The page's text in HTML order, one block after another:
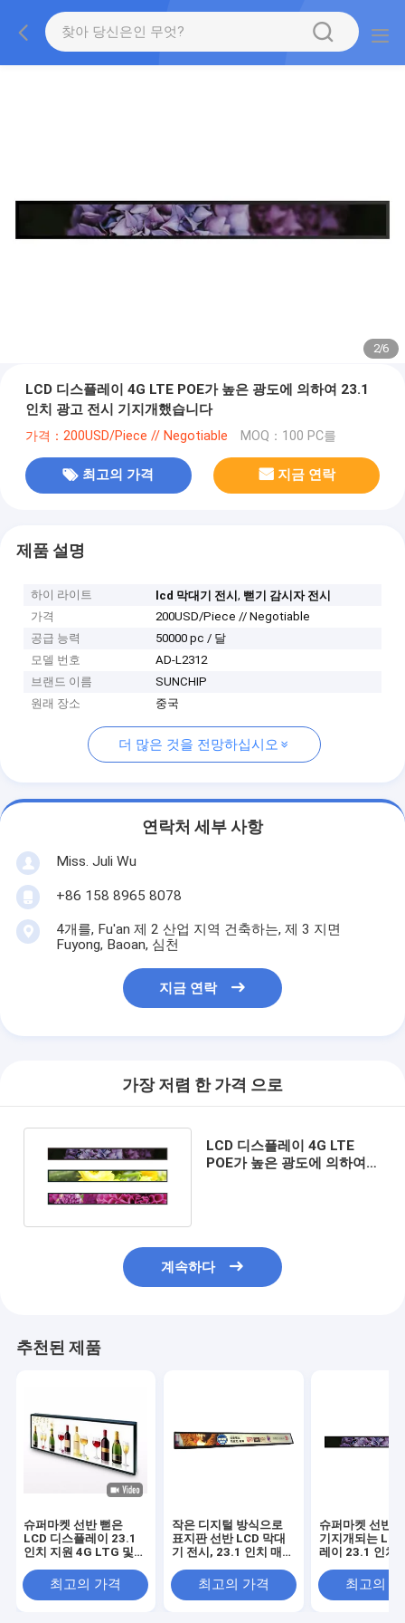
2/6
LCD 디스플레이 4G LTE POE가 높은 광도에 의하여 23.1
인치 광고 전시 기지개했습니다
가격：200USD/Piece // Negotiable MOQ：100 PC를
최고의 가격 지금 연락
제품 설명
하이 라이트 lcd 막대기 전시, 뻗기 감시자 전시
가격
200USD/Piece // Negotiable
공급 능력
50000 pc / 달
모델 번호
AD-L2312
브랜드 이름
SUNCHIP
원래 장소
중국
더 많은 것을 전망하십시오
연락처 세부 사항
Miss. Juli Wu
+86 158 8965 8078
4개를, Fu'an 제 2 산업 지역 건축하는, 제 3 지면
Fuyong, Baoan, 심천
지금 연락
가장 저렴 한 가격 으로
LCD 디스플레이 4G LTE
POE가 높은 광도에 의하여
계속하다
추천된 제품
슈퍼마켓 선반 뻗은
LCD 디스플레이 23.1
인치 지원 4G LTG 및
최고의 가격
작은 디지털 방식으로
표지판 선반 LCD 막대
기 전시, 23.1 인치 매우
최고의 가격
슈퍼마켓 선반
기지개되는
레이 23.1 인치
최고의